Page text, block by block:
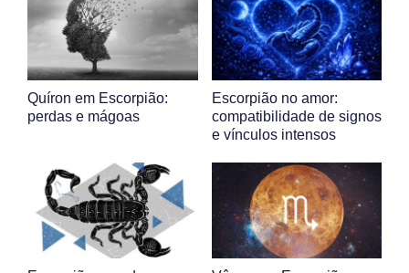
Quíron em Escorpião:
perdas e mágoas
Escorpião no amor:
compatibilidade de signos
e vínculos intensos